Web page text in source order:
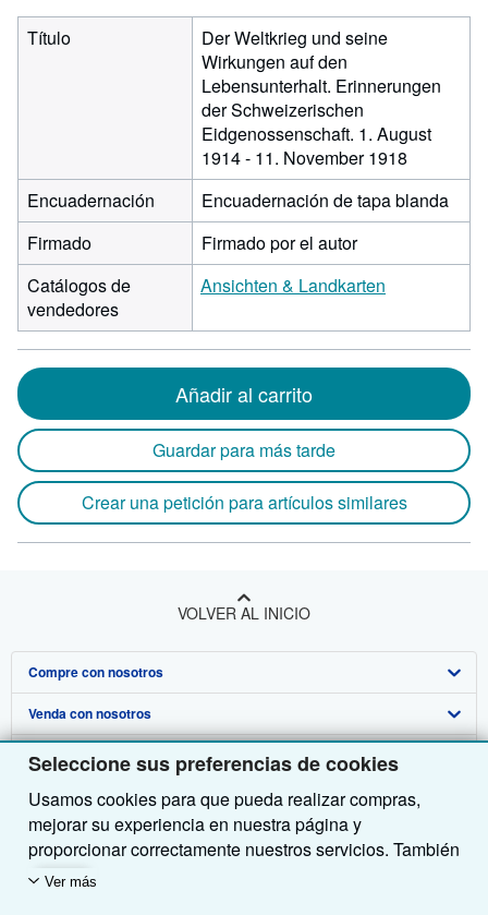
Seleccione sus preferencias de cookies
Usamos cookies para que pueda realizar compras,
mejorar su experiencia en nuestra página y
proporcionar correctamente nuestros servicios. También
utilizamos cookies para comprender el modo en que los
Ver más
Título
Der Weltkrieg und seine
Wirkungen auf den
Lebensunterhalt. Erinnerungen
der Schweizerischen
Eidgenossenschaft. 1. August
1914 - 11. November 1918
Encuadernación
Encuadernación de tapa blanda
Firmado
Firmado por el autor
Catálogos de
vendedores
Ansichten & Landkarten
Añadir al carrito
Guardar para más tarde
Crear una petición para artículos similares
VOLVER AL INICIO
Compre con nosotros
Búsqueda avanzada
Colecciones
Mi cuenta
Mis pedidos
Ver carrito
Venda con nosotros
Comenzar a vender
Únase a nuestro programa de afiliados
Recomiende un vendedor
Sobre nosotros
Sobre IberLibro
Medios
Empleo
Obtener Ayuda
Preguntas frecuentes y guías
Atención al Cliente
Otras compañías de AbeBooks
AbeBooks.com
Siga a IberLibro